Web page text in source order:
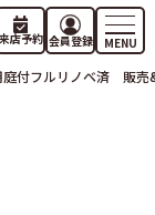
来店予約 会員登録
庭付フルリノベ済 販売